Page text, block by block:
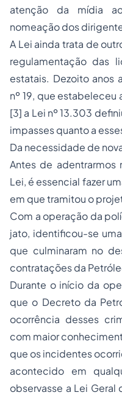
atenção da mídia
nomeação dos
A Lei ainda trata de
regulamentação das
estatais. Dezoito anos
nº 19, que
[3] a Lei nº 13.303
impasses quanto a
Da necessidade de
Antes de adentrarmos
Lei, é essencial fazer
em que tramitou o
Com a operação da
jato, identificou-se
que culminaram no
contratações da
Durante o início da
que o Decreto da
ocorrência desses
com maior
que os incidentes
acontecido em
observasse a Lei Geral